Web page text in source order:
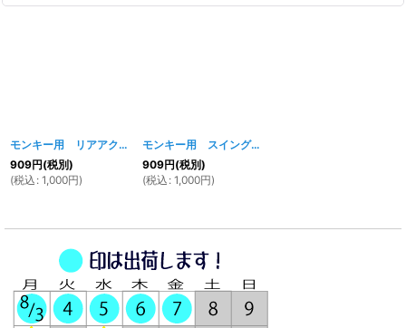
モンキー用 リアアクスルシャフト [527w]
909円(税別)
(税込 : 1,000円)
モンキー用 スイングアームピボットボルト
909円(税別)
(税込 : 1,000円)